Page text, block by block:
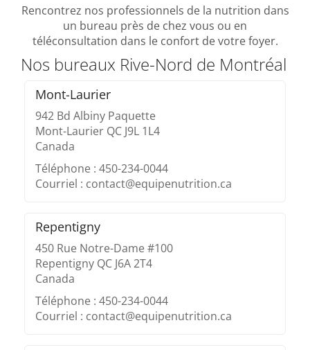
Rencontrez nos professionnels de la nutrition dans
un bureau près de chez vous ou en
téléconsultation dans le confort de votre foyer.
Nos bureaux Rive-Nord de Montréal
Mont-Laurier
942 Bd Albiny Paquette
Mont-Laurier QC J9L 1L4
Canada
Téléphone : 450-234-0044
Courriel : contact@equipenutrition.ca
Repentigny
450 Rue Notre-Dame #100
Repentigny QC J6A 2T4
Canada
Téléphone : 450-234-0044
Courriel : contact@equipenutrition.ca